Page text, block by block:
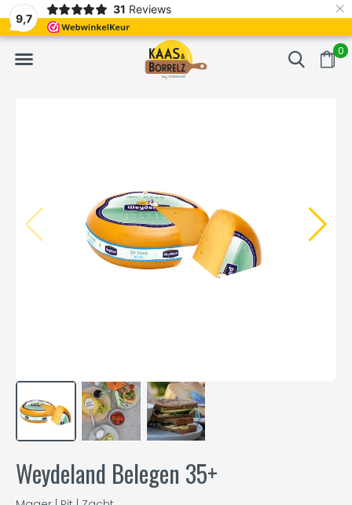
9,7
31 Reviews ×
0
Vaak volgende dag geleverd Gratis bezorgd
Weydeland Belegen 35+